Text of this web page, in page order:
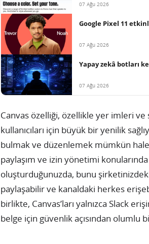
07 Ağu 2026
Google Pixel 11
07 Ağu 2026
Yapay zekâ botları
07 Ağu 2026
Canvas özelliği, özellikle yer imleri
kullanıcıları için büyük bir yenilik
bulmak ve düzenlemek mümkün hale
paylaşım ve izin yönetimi
oluşturduğunuzda, bunu
paylaşabilir ve kanaldaki herkes
birlikte, Canvas’ları yalnızca Slack
belge için güvenlik açısından